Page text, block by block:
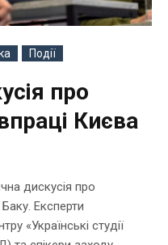
Події
про
Києва
дискусія про
Експерти
«Українські студії